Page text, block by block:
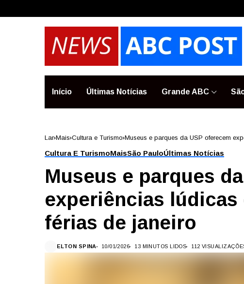
Início Últimas Notícias Grande ABC
Lar Mais Cultura e Turismo Museus e parques da USP oferecem
Cultura E TurismoMaisSão PauloÚltimas Notícias
Museus e parques
experiências lúdicas
férias de janeiro
ELTON SPINA 10/01/2026 13 MINUTOS LIDOS 112